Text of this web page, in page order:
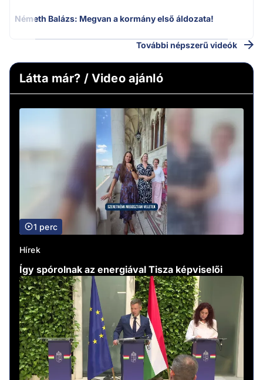
Németh Balázs: Megvan a kormány első áldozata!
További népszerű videók
Látta már? / Video ajánló
1 perc
Hírek
Így spórolnak az energiával Tisza képviselői